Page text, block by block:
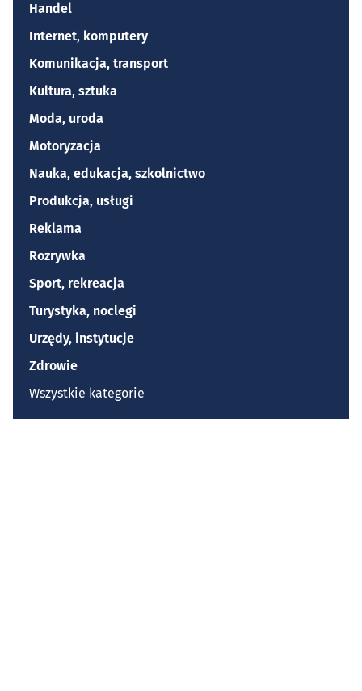
Handel
Internet, komputery
Komunikacja, transport
Kultura, sztuka
Moda, uroda
Motoryzacja
Nauka, edukacja, szkolnictwo
Produkcja, usługi
Reklama
Rozrywka
Sport, rekreacja
Turystyka, noclegi
Urzędy, instytucje
Zdrowie
Wszystkie kategorie